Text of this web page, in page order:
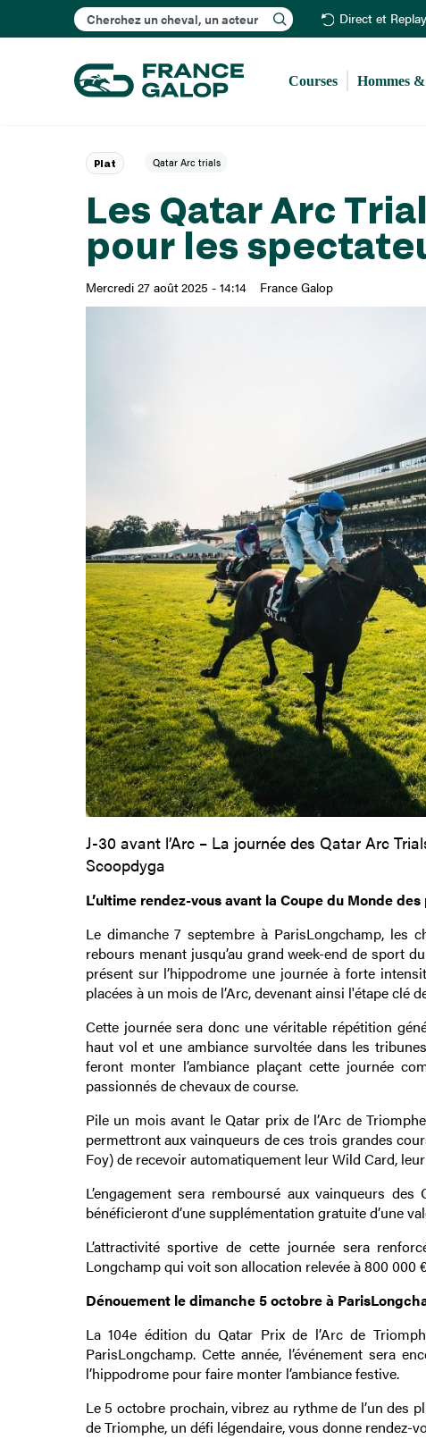
Rechercher Direct et
Courses Hommes
Les Qatar Arc
pour les
Mercredi 27 août 2025 - 14:14 France Galop
Plat Qatar Arc trials
J-30 avant l’Arc – La journée des Qatar Arc
Scoopdyga
L’ultime rendez-vous avant la Coupe du Monde
Le dimanche 7 septembre à ParisLongchamp,
rebours menant jusqu’au grand week-end de sport
présent sur l’hippodrome une journée à forte
placées à un mois de l’Arc, devenant ainsi l'étape clé
Cette journée sera donc une véritable répétition
haut vol et une ambiance survoltée dans les
feront monter l’ambiance plaçant cette journée
passionnés de chevaux de course.
Pile un mois avant le Qatar prix de l’Arc de
permettront aux vainqueurs de ces trois grandes
Foy) de recevoir automatiquement leur Wild Card,
L’engagement sera remboursé aux vainqueurs
bénéficieront d’une supplémentation gratuite d’une
L’attractivité sportive de cette journée sera
Longchamp qui voit son allocation relevée à 800 000
Dénouement le dimanche 5 octobre à
La 104e édition du Qatar Prix de l’Arc de
ParisLongchamp. Cette année, l’événement sera
l’hippodrome pour faire monter l’ambiance festive.
Le 5 octobre prochain, vibrez au rythme de l’un des
de Triomphe, un défi légendaire, vous donne